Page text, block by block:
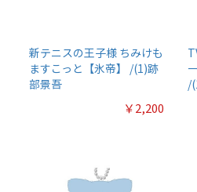
新テニスの王子様 ちみけも
ますこっと【氷帝】 /(1)跡
部景吾
￥2,200
/